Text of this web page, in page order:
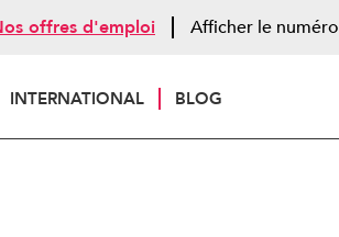
INTERNATIONAL BLOG
offres d'emploi Afficher le numéro